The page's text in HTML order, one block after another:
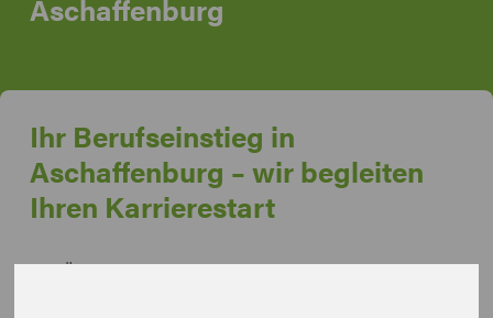
Aschaffenburg
Ihr Berufseinstieg in
Aschaffenburg – wir begleiten
Ihren Karrierestart
Der Übergang von der Ausbildung oder dem Studium in